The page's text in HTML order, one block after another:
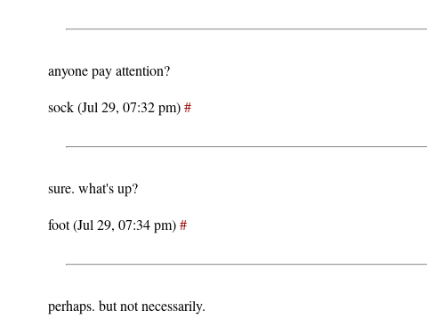
anyone pay attention?
sock (Jul 29, 07:32 pm)#
sure. what's up?
foot (Jul 29, 07:34 pm)#
perhaps. but not necessarily.